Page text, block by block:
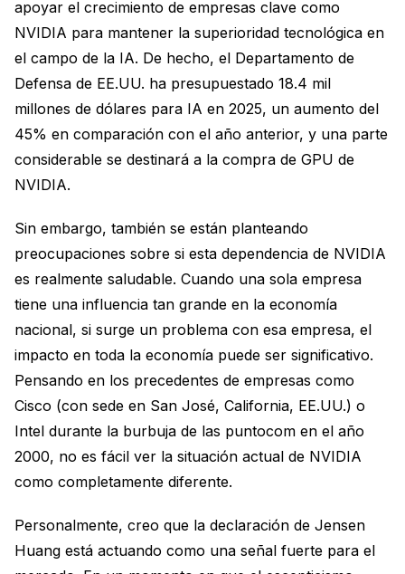
apoyar el crecimiento de empresas clave como
NVIDIA para mantener la superioridad tecnológica en
el campo de la IA. De hecho, el Departamento de
Defensa de EE.UU. ha presupuestado 18.4 mil
millones de dólares para IA en 2025, un aumento del
45% en comparación con el año anterior, y una parte
considerable se destinará a la compra de GPU de
NVIDIA.
Sin embargo, también se están planteando
preocupaciones sobre si esta dependencia de NVIDIA
es realmente saludable. Cuando una sola empresa
tiene una influencia tan grande en la economía
nacional, si surge un problema con esa empresa, el
impacto en toda la economía puede ser significativo.
Pensando en los precedentes de empresas como
Cisco (con sede en San José, California, EE.UU.) o
Intel durante la burbuja de las puntocom en el año
2000, no es fácil ver la situación actual de NVIDIA
como completamente diferente.
Personalmente, creo que la declaración de Jensen
Huang está actuando como una señal fuerte para el